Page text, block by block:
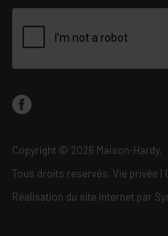
Copyright © 2026 Maison-Hardy.
Tous droits reservés. Vie privée |
Réalisation du site Internet par